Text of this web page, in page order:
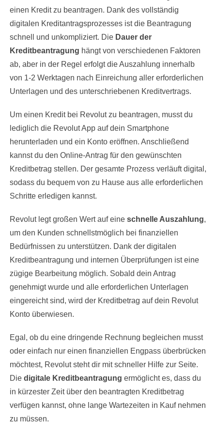
einen Kredit zu beantragen. Dank des vollständig
digitalen Kreditantragsprozesses ist die Beantragung
schnell und unkompliziert. Die Dauer der
Kreditbeantragung hängt von verschiedenen Faktoren
ab, aber in der Regel erfolgt die Auszahlung innerhalb
von 1-2 Werktagen nach Einreichung aller erforderlichen
Unterlagen und des unterschriebenen Kreditvertrags.
Um einen Kredit bei Revolut zu beantragen, musst du
lediglich die Revolut App auf dein Smartphone
herunterladen und ein Konto eröffnen. Anschließend
kannst du den Online-Antrag für den gewünschten
Kreditbetrag stellen. Der gesamte Prozess verläuft digital,
sodass du bequem von zu Hause aus alle erforderlichen
Schritte erledigen kannst.
Revolut legt großen Wert auf eine schnelle Auszahlung,
um den Kunden schnellstmöglich bei finanziellen
Bedürfnissen zu unterstützen. Dank der digitalen
Kreditbeantragung und internen Überprüfungen ist eine
zügige Bearbeitung möglich. Sobald dein Antrag
genehmigt wurde und alle erforderlichen Unterlagen
eingereicht sind, wird der Kreditbetrag auf dein Revolut
Konto überwiesen.
Egal, ob du eine dringende Rechnung begleichen musst
oder einfach nur einen finanziellen Engpass überbrücken
möchtest, Revolut steht dir mit schneller Hilfe zur Seite.
Die digitale Kreditbeantragung ermöglicht es, dass du
in kürzester Zeit über den beantragten Kreditbetrag
verfügen kannst, ohne lange Wartezeiten in Kauf nehmen
zu müssen.